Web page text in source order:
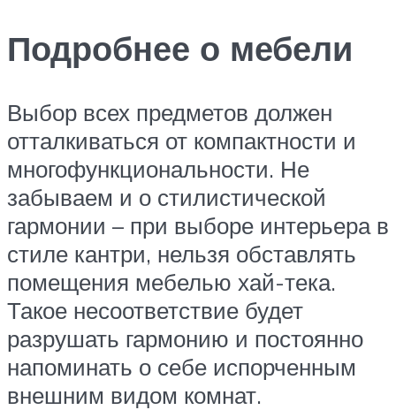
Подробнее о мебели
Выбор всех предметов должен
отталкиваться от компактности и
многофункциональности. Не
забываем и о стилистической
гармонии – при выборе интерьера в
стиле кантри, нельзя обставлять
помещения мебелью хай-тека.
Такое несоответствие будет
разрушать гармонию и постоянно
напоминать о себе испорченным
внешним видом комнат.